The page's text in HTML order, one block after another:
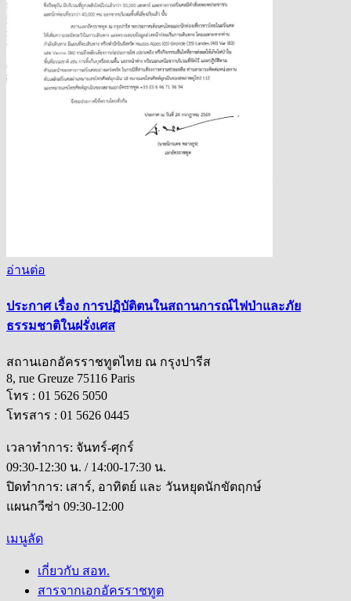
อ่านต่อ
ประกาศ เรื่อง การปฏิบัติตนในสถานการณ์ไฟป่าและภัย
ธรรมชาติในฝรั่งเศส
สถานเอกอัครราชทูตไทย ณ กรุงปารีส
8, rue Greuze 75116 Paris
โทร : 01 5626 5050
โทรสาร : 01 5626 0445
เวลาทำการ: จันทร์-ศุกร์
09:30-12:30 น. / 14:00-17:30 น.
ปิดทำการ: เสาร์, อาทิตย์ และ วันหยุดนักขัตฤกษ์
แผนกวีซ่า 09:30-12:00
เมนูลัด
เกี่ยวกับ สอท.
สารจากเอกอัครราชทูต